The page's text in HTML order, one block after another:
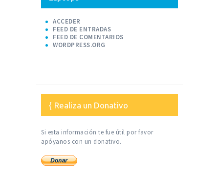
ACCEDER
FEED DE ENTRADAS
FEED DE COMENTARIOS
WORDPRESS.ORG
Realiza un Donativo
Si esta información te fue útil por favor
apóyanos con un donativo.